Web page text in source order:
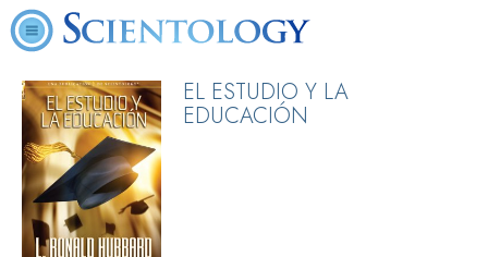
EL ESTUDIO Y LA
EDUCACIÓN